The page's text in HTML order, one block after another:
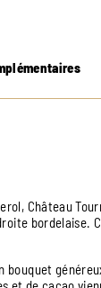
Château
bordelaise.
bouquet